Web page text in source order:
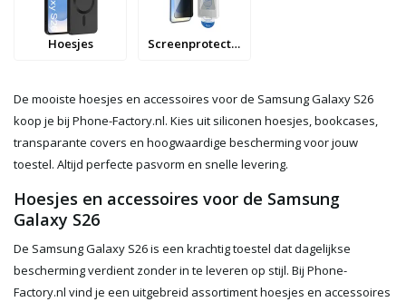
Hoesjes Screenprotectors
De mooiste hoesjes en accessoires voor de Samsung Galaxy S26
koop je bij Phone-Factory.nl. Kies uit siliconen hoesjes, bookcases,
transparante covers en hoogwaardige bescherming voor jouw
toestel. Altijd perfecte pasvorm en snelle levering.
Hoesjes en accessoires voor de Samsung
Galaxy S26
De Samsung Galaxy S26 is een krachtig toestel dat dagelijkse
bescherming verdient zonder in te leveren op stijl. Bij Phone-
Factory.nl vind je een uitgebreid assortiment hoesjes en accessoires